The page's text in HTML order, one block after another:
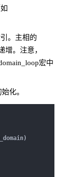
。主相的
增。注意，
宏中
化。